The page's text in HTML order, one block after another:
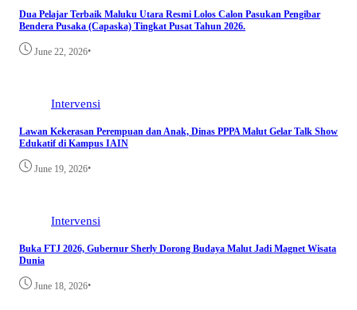
Dua Pelajar Terbaik Maluku Utara Resmi Lolos Calon Pasukan Pengibar
Bendera Pusaka (Capaska) Tingkat Pusat Tahun 2026.
June 22, 2026•
Intervensi
Lawan Kekerasan Perempuan dan Anak, Dinas PPPA Malut Gelar Talk Show
Edukatif di Kampus IAIN
June 19, 2026•
Intervensi
Buka FTJ 2026, Gubernur Sherly Dorong Budaya Malut Jadi Magnet Wisata
Dunia
June 18, 2026•